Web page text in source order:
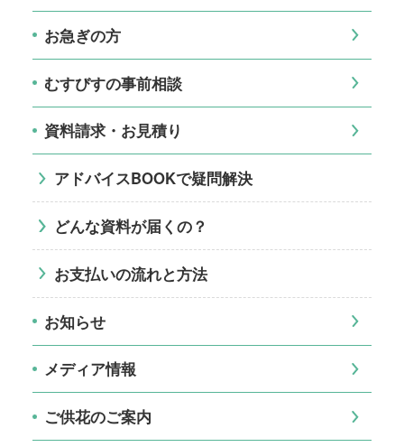
お急ぎの方
むすびすの事前相談
資料請求・お見積り
アドバイスBOOKで疑問解決
どんな資料が届くの？
お支払いの流れと方法
お知らせ
メディア情報
ご供花のご案内